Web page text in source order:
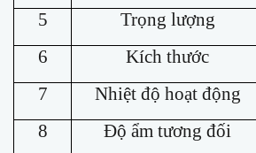
5
Trọng lượng
6
Kích thước
7
Nhiệt độ hoạt động
8
Độ ẩm tương đối